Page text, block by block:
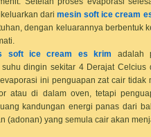
darimesin soft ice cream
dengan keluarannya berbentuk
soft ice cream es krim adalah
dingin sekitar 4 Derajat Celcius
ini penguapan zat cair tidak
atau di dalam oven, tetapi
kandungan energi panas dari
(adonan) yang semula cair akan